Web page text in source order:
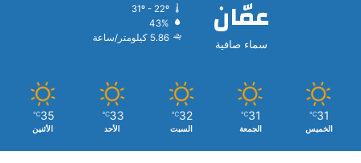
عمّان
سماء صافية
31º - 22º
43%
5.86 كيلومتر/ساعة
31
℃
الخميس
31
℃
الجمعة
32
℃
السبت
33
℃
الأحد
35
℃
الأثنين